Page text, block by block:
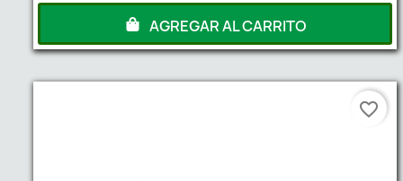
AGREGAR AL CARRITO
favorite_border